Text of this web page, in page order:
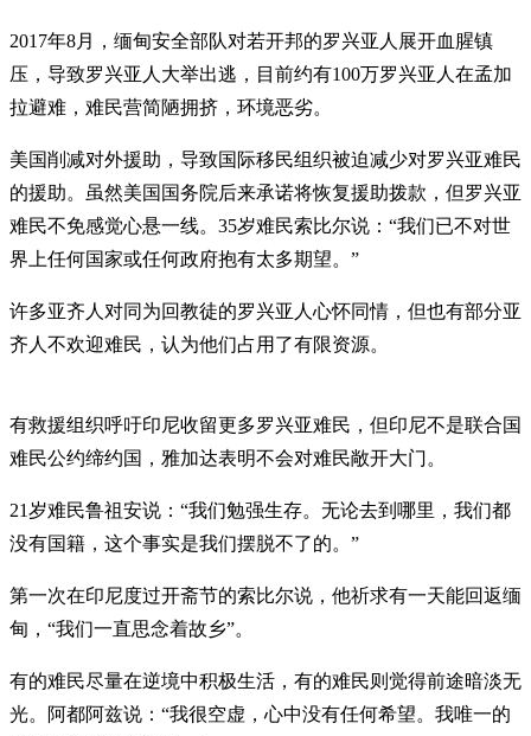
2017年8月，缅甸安全部队对若开邦的罗兴亚人展开血腥镇
压，导致罗兴亚人大举出逃，目前约有100万罗兴亚人在孟加
拉避难，难民营简陋拥挤，环境恶劣。
美国削减对外援助，导致国际移民组织被迫减少对罗兴亚难民
的援助。虽然美国国务院后来承诺将恢复援助拨款，但罗兴亚
难民不免感觉心悬一线。35岁难民索比尔说：“我们已不对世
界上任何国家或任何政府抱有太多期望。”
许多亚齐人对同为回教徒的罗兴亚人心怀同情，但也有部分亚
齐人不欢迎难民，认为他们占用了有限资源。
有救援组织呼吁印尼收留更多罗兴亚难民，但印尼不是联合国
难民公约缔约国，雅加达表明不会对难民敞开大门。
21岁难民鲁祖安说：“我们勉强生存。无论去到哪里，我们都
没有国籍，这个事实是我们摆脱不了的。”
第一次在印尼度过开斋节的索比尔说，他祈求有一天能回返缅
甸，“我们一直思念着故乡”。
有的难民尽量在逆境中积极生活，有的难民则觉得前途暗淡无
光。阿都阿兹说：“我很空虚，心中没有任何希望。我唯一的